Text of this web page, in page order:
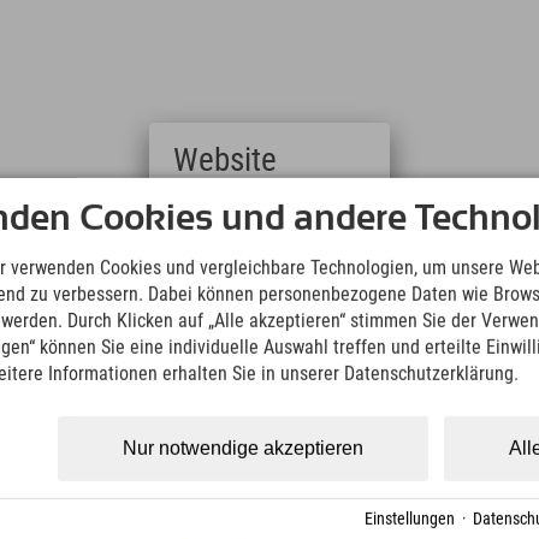
Cookies und andere
verwenden Cookies und vergleichbare Technologien, um unsere
zu verbessern. Dabei können personenbezogene Daten wie
Durch Klicken auf „Alle akzeptieren“ stimmen Sie der
können Sie eine individuelle Auswahl treffen und erteilte
Informationen erhalten Sie in unserer Datenschutzerklärung.
Nur notwendige akzeptieren
Einstellungen ·
Website
Deutsch
(German)
English
(English)
Italiano
(Italian)
Čeština
(Czech)
Magyar
Nederlands